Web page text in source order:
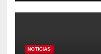
NOTICIAS